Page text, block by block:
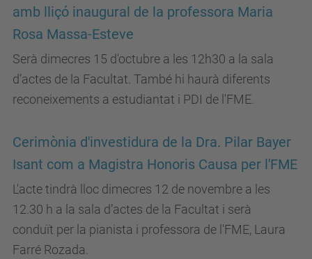
amb lliçó inaugural de la professora Maria
Rosa Massa-Esteve
Serà dimecres 15 d'octubre a les 12h30 a la sala
d’actes de la Facultat. També hi haurà diferents
reconeixements a estudiantat i PDI de l'FME.
Cerimònia d'investidura de la Dra. Pilar Bayer
Isant com a Magistra Honoris Causa per l'FME
L'acte tindrà lloc dimecres 12 de novembre a les
12.30 h a la sala d’actes de la Facultat i serà
conduït per la pianista i professora de l'FME, Laura
Farré Rozada.